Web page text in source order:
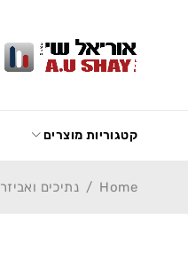
קטגוריות מוצרים
Home
/ נתיכים